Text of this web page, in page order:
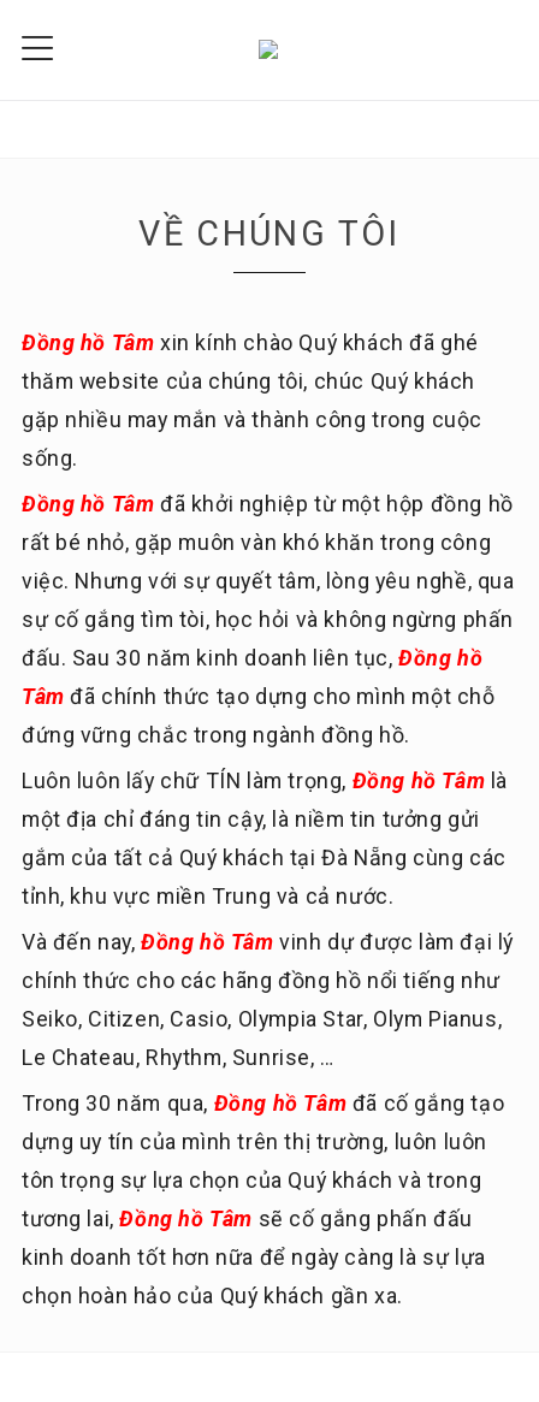
VỀ CHÚNG TÔI
Đồng hồ Tâm xin kính chào Quý khách đã ghé
thăm website của chúng tôi, chúc Quý khách
gặp nhiều may mắn và thành công trong cuộc
sống.
Đồng hồ Tâm đã khởi nghiệp từ một hộp đồng hồ
rất bé nhỏ, gặp muôn vàn khó khăn trong công
việc. Nhưng với sự quyết tâm, lòng yêu nghề, qua
sự cố gắng tìm tòi, học hỏi và không ngừng phấn
đấu. Sau 30 năm kinh doanh liên tục,Đồng hồ
Tâm đã chính thức tạo dựng cho mình một chỗ
đứng vững chắc trong ngành đồng hồ.
Luôn luôn lấy chữ TÍN làm trọng, Đồng hồ Tâm là
một địa chỉ đáng tin cậy, là niềm tin tưởng gửi
gắm của tất cả Quý khách tại Đà Nẵng cùng các
tỉnh, khu vực miền Trung và cả nước.
Và đến nay,Đồng hồ Tâm vinh dự được làm đại lý
chính thức cho các hãng đồng hồ nổi tiếng như
Seiko, Citizen, Casio, Olympia Star, Olym Pianus,
Le Chateau, Rhythm, Sunrise, …
Trong 30 năm qua, Đồng hồ Tâm đã cố gắng tạo
dựng uy tín của mình trên thị trường, luôn luôn
tôn trọng sự lựa chọn của Quý khách và trong
tương lai,Đồng hồ Tâm sẽ cố gắng phấn đấu
kinh doanh tốt hơn nữa để ngày càng là sự lựa
chọn hoàn hảo của Quý khách gần xa.